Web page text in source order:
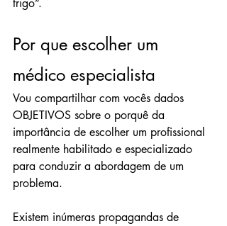
trigo”.
Por que escolher um
médico especialista
Vou compartilhar com vocês dados
OBJETIVOS sobre o porquê da
importância de escolher um profissional
realmente habilitado e especializado
para conduzir a abordagem de um
problema.
Existem inúmeras propagandas de